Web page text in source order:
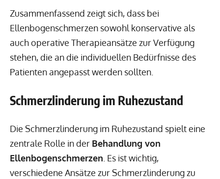
Zusammenfassend zeigt sich, dass bei
Ellenbogenschmerzen sowohl konservative als
auch operative Therapieansätze zur Verfügung
stehen, die an die individuellen Bedürfnisse des
Patienten angepasst werden sollten.
Schmerzlinderung im Ruhezustand
Die Schmerzlinderung im Ruhezustand spielt eine
zentrale Rolle in der Behandlung von
Ellenbogenschmerzen . Es ist wichtig,
verschiedene Ansätze zur Schmerzlinderung zu